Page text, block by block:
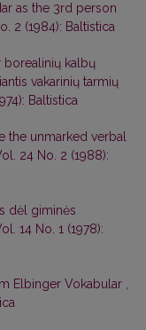
as the 3rd person
2 (1984): Baltistica
borealinių kalbų
vakarinių tarmių
Baltistica
the unmarked verbal
24 No. 2 (1988):
dėl giminės
14 No. 1 (1978):
Elbinger Vokabular ,